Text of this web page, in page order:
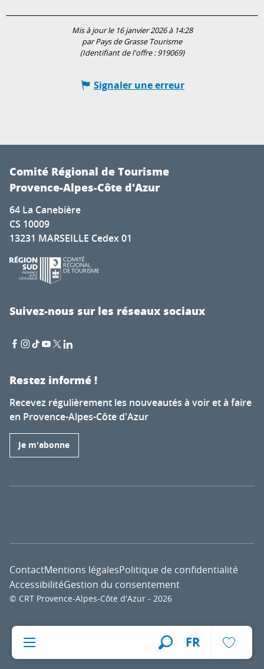
Recherche
FR
Mis à jour le 16 janvier 2026 à 14:28
par Pays de Grasse Tourisme
(Identifiant de l'offre :919069)
Signaler une erreur
Comité Régional de Tourisme
Provence-Alpes-Côte d'Azur
64 La Canebière
CS 10009
13231 MARSEILLE Cedex 01
Suivez-nous sur les réseaux sociaux
Restez informé !
Recevez régulièrement les nouveautés à voir et à faire
en Provence-Alpes-Côte d'Azur
Je m'abonne
© CRT Provence-Alpes-Côte d'Azur - 2026
ContactMentions légalesPolitique de confidentialité
AccessibilitéGestion du consentement